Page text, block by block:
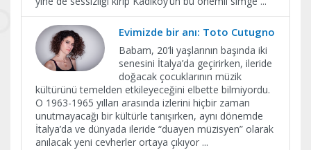
Evimizde bir anı: Toto Cutugno
Babam, 20’li yaşlarının başında iki
senesini İtalya’da geçirirken, ileride
doğacak çocuklarının müzik
kültürünü temelden etkileyeceğini elbette bilmiyordu.
O 1963-1965 yılları arasında izlerini hiçbir zaman
unutmayacağı bir kültürle tanışırken, aynı dönemde
İtalya’da ve dünyada ileride “duayen müzisyen” olarak
anılacak yeni cevherler ortaya çıkıyor ...